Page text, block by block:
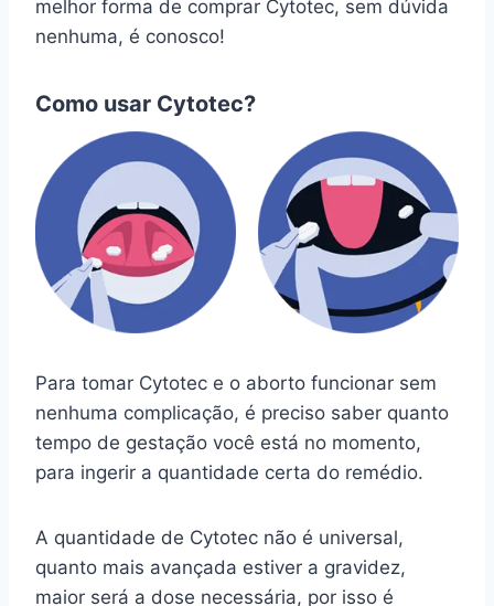
melhor forma de comprar Cytotec, sem dúvida
nenhuma, é conosco!
Como usar Cytotec?
Para tomar Cytotec e o aborto funcionar sem
nenhuma complicação, é preciso saber quanto
tempo de gestação você está no momento,
para ingerir a quantidade certa do remédio.
A quantidade de Cytotec não é universal,
quanto mais avançada estiver a gravidez,
maior será a dose necessária, por isso é